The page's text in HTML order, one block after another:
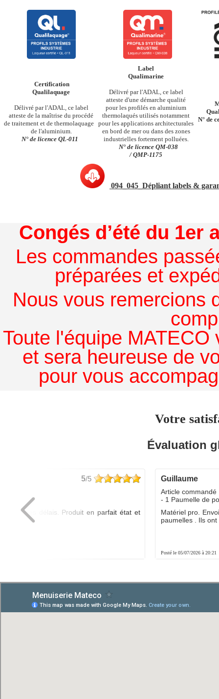
Certification
Qualilaquage
Délivré par l'ADAL, ce label
atteste de la maîtrise du procédé
de traitement et de thermolaquage
de l'aluminium.
N° de licence QL-011
Label
Qualimarine
Délivré par l'ADAL, ce label
atteste d'une démarche qualité
pour les profilés en aluminium
thermolaqués utilisés notamment
pour les applications architecturales
en bord de mer ou dans des zones
industrielles fortement polluées.
N° de licence QM-038
/ QMP-1175
N° de
094_045_Dépliant labels &
Congés d’été du 1er
Les commandes
préparées et
Nous vous remercions
Toute l'équipe
et sera heureuse de
pour vous
Votre
Évaluation
5/5
dans les délais. Produit en parfait état et
guillaume
Posté le 05/07/2026 à 20:21
Article commandé
- 1 Paumelle de
Matériel pro.
paumelles . Ils ont